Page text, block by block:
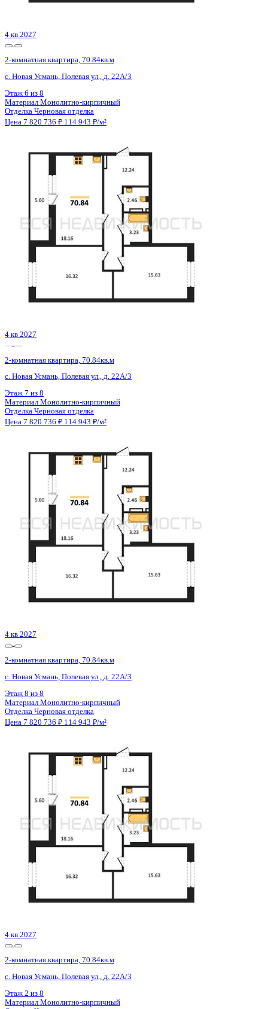
Сдан
2-комнатная квартира, 71.1кв.м
Воронеж, Здоровья пер., д. 90г/1 к.1
Этаж 13 из 16
Цена 7 821 000 ₽ 116 384 ₽/м²
4 кв 2027
2-комнатная квартира, 70.84кв.м
с. Новая Усмань, Полевая ул., д. 22А/3
5 из 8
Монолитно-кирпичный
Отделка Черновая отделка
Цена 7 820 736 ₽ 114 943 ₽/м²
4 кв 2027
2-комнатная квартира, 70.84кв.м
с. Новая Усмань, Полевая ул., д. 22А/3
Этаж
6 из 8
Материал
Монолитно-кирпичный
Цена 7 820 736 ₽ 114 943 ₽/м²